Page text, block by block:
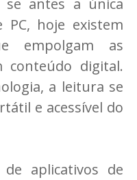
se antes a única
hoje existem
empolgam as
conteúdo digital.
a leitura se
e acessível do
aplicativos de